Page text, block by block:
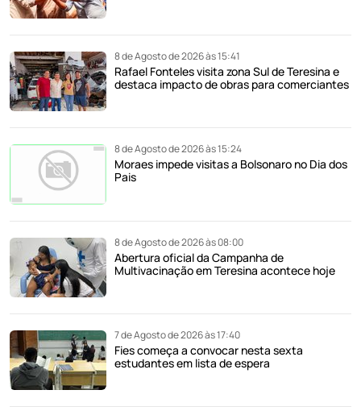
8 de Agosto de 2026 às 15:41
Rafael Fonteles visita zona Sul de Teresina e
destaca impacto de obras para comerciantes
8 de Agosto de 2026 às 15:24
Moraes impede visitas a Bolsonaro no Dia dos
Pais
8 de Agosto de 2026 às 08:00
Abertura oficial da Campanha de
Multivacinação em Teresina acontece hoje
7 de Agosto de 2026 às 17:40
Fies começa a convocar nesta sexta
estudantes em lista de espera